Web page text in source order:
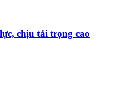
chịu tải trọng cao